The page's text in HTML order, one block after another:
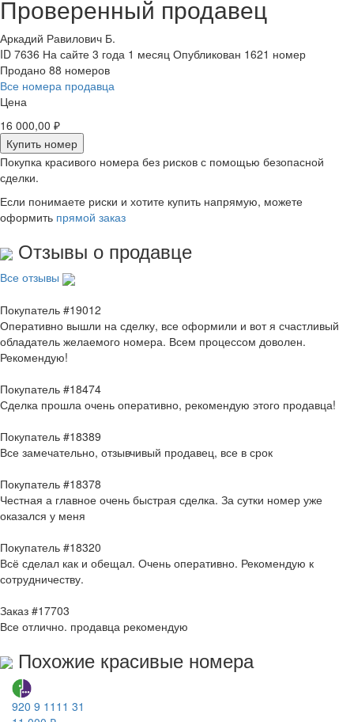
Проверенный продавец
Аркадий Равилович Б.
ID 7636 На сайте 3 года 1 месяц Опубликован 1621 номер
Продано 88 номеров
Все номера продавца
Цена
16 000,00 ₽
Купить номер
Покупка красивого номера без рисков с помощью безопасной
сделки.
Если понимаете риски и хотите купить напрямую, можете
оформить прямой заказ
Отзывы о продавце
Все отзывы
Покупатель #19012
Оперативно вышли на сделку, все оформили и вот я счастливый
обладатель желаемого номера. Всем процессом доволен.
Рекомендую!
Покупатель #18474
Сделка прошла очень оперативно, рекомендую этого продавца!
Покупатель #18389
Все замечательно, отзывчивый продавец, все в срок
Покупатель #18378
Честная а главное очень быстрая сделка. За сутки номер уже
оказался у меня
Покупатель #18320
Всё сделал как и обещал. Очень оперативно. Рекомендую к
сотрудничеству.
Заказ #17703
Все отлично. продавца рекомендую
Похожие красивые номера
920 9 1111 31